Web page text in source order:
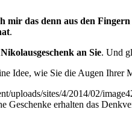
mir das denn aus den
.
an Sie. Und
Idee, wie Sie die Augen Ihrer
uploads/sites/4/2014/02/
Geschenke erhalten das